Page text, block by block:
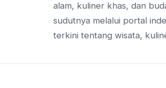
alam, kuliner khas, dan
sudutnya melalui portal
terkini tentang wisata,